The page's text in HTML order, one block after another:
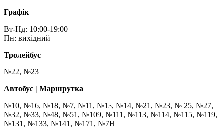
Графік
Вт-Нд: 10:00-19:00
Пн: вихідний
Тролейбус
№22, №23
Автобус | Маршрутка
№10, №16, №18, №7, №11, №13, №14, №21, №23, № 25, №27,
№32, №33, №48, №51, №109, №111, №113, №114, №115, №119,
№131, №133, №141, №171, №7Н